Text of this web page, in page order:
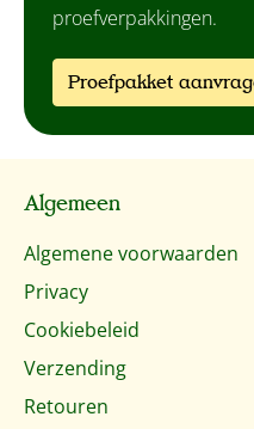
proefverpakkingen.
Proefpakket
Algemeen
Algemene voorwaarden
Privacy
Cookiebeleid
Verzending
Retouren